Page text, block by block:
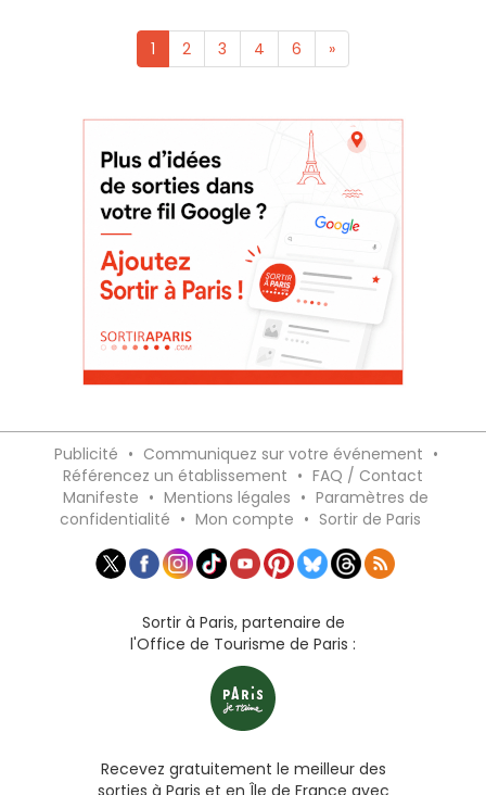
1 2 3 4 6 »
Publicité • Communiquez sur votre événement •
Référencez un établissement • FAQ / Contact
Manifeste • Mentions légales • Paramètres de
confidentialité • Mon compte • Sortir de Paris
Sortir à Paris, partenaire de
l'Office de Tourisme de Paris :
Recevez gratuitement le meilleur des